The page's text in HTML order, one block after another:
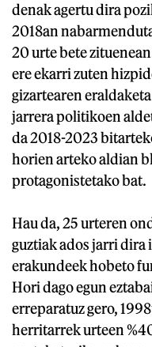
denak agertu dira
2018an
20 urte bete
ere ekarri zuten
gizartearen
jarrera politikoen
da 2018-2023
horien arteko aldian
protagonistetako bat.
Hau da, 25 urteren
guztiak ados jarri dira
erakundeek hobeto
Hori dago egun
erreparatuz gero,
herritarrek urteen